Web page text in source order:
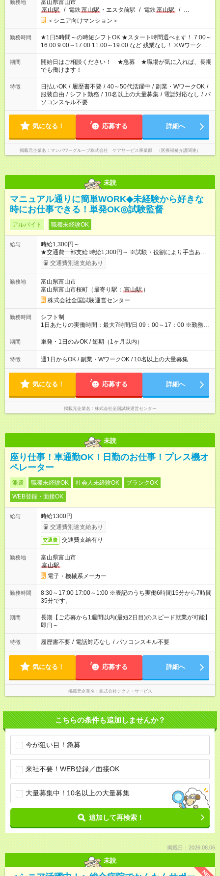
勤務地
富山県富山市
富山駅
/ 電鉄 富山駅 ・エスタ前駅 / 電鉄 富山駅 / …
＜シニア向けマンション＞
勤務時間
★1日5時間～の時短シフトOK ★スタート時間選べます！ 7:00～
16:00 9:00～17:00 11:00～19:00 など 残業なし！ ※Wワークの
場合、他のお仕事と合わせ週40時間超の就業はご案内できませ
ん ※法令に基づき、週20時間以上勤務は社会保険への加入対象
となります ※労働者派遣法（日雇い派遣の原則禁止）により、
短時間・短期間の就業はご案内が難しい場合があります
期間
開始日はご相談ください！ ★急募 ★職場が気に入れば、長期
でも働けます！
特徴 日払いOK / 履歴書不要 / 40～50代活躍中 / 副業・WワークOK /
服装自由 / シフト勤務 / 10名以上の大量募集 / 電話対応なし / パ
ソコンスキル不要
気になる！ 応募する 詳細へ
掲載元企業名 マンパワーグループ株式会社 ケアサービス事業部 （医療福祉介護関連）
未読
マニュアル通りに簡単WORK◆未経験から好きな
時にお仕事できる！単発OK◎試験監督
アルバイト 職種未経験OK
給与
時給1,300円～
★交通費一部支給 時給1,300円～ ※試験・役割により手当あり ※
勤務回数により昇給あり 【即給（前払い）オプションあり！】
希望される場合、勤務から1週間ほどで給与の一部を受け取れま
河合塾模擬試験 8:30～17:30（休憩1時間） 時給1,300円×8時間
＝日収10,400円＋交通費 ※当日の役割により時給＋100円の場
合あり ・国家試験 7:00～13:30（休憩なし） 時給1,300円（役
割手当＋100円）×6時間＝日収8,400円＋交通費 【試用期間】試
用期間なし
交通費別途支給あり
勤務地
富山県富山市
富山県富山市桜町（最寄り駅： 富山駅 ）
株式会社全国試験運営センター
勤務時間
シフト制
1日あたりの実働時間：最大7時間/日 09：00～17：00 ※勤務時
間は 試験により異なります。
期間 単発・1日のみOK / 短期（1ヶ月以内）
特徴 週1日からOK / 副業・WワークOK / 10名以上の大量募集
気になる！ 応募する 詳細へ
掲載元企業名 株式会社全国試験運営センター
未読
座り仕事！車通勤OK！日勤のお仕事！プレス機オ
ペレーター
派遣 職種未経験OK 社会人未経験OK
ブランクOK
WEB登録・面接OK
給与
時給1300円
交通費別途支給あり
交通費 交通費支給有り
勤務地
富山県富山市
富山駅
電子・機械系メーカー
勤務時間
8:30～17:00 17:00～1:00 ※表記のうち実働6時間15分から7時間
35分です。
期間
長期【ご応募から1週間以内(最短2日目)のスピード就業が可能】
即日～
特徴 履歴書不要 / 電話対応なし / パソコンスキル不要
気になる！ 応募する 詳細へ
掲載元企業名 株式会社テクノ・サービス
こちらの条件も追加しませんか？
今が狙い目！急募
来社不要！WEB登録／面接OK
大量募集中！10名以上の大量募集
追加して再検索！
掲載日：2026.08.06
未読